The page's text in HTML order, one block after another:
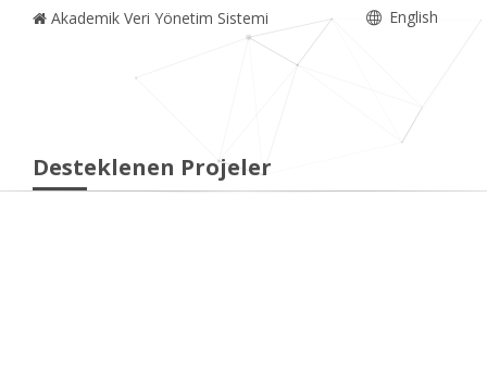
Akademik Veri Yönetim Sistemi English
Desteklenen Projeler